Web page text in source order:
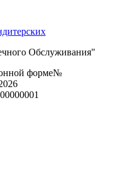
Обслуживания"
форме№